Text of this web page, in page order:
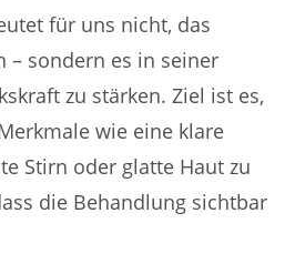
für uns nicht, das
– sondern es in seiner
zu stärken. Ziel ist es,
wie eine klare
Stirn oder glatte Haut zu
die Behandlung sichtbar